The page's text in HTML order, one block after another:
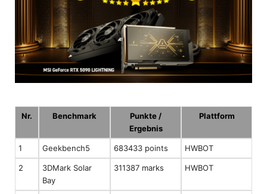
Nr. Benchmark
Punkte /
Ergebnis
Plattform
1 Geekbench5 683433 points HWBOT
2
3DMark Solar
Bay
311387 marks HWBOT